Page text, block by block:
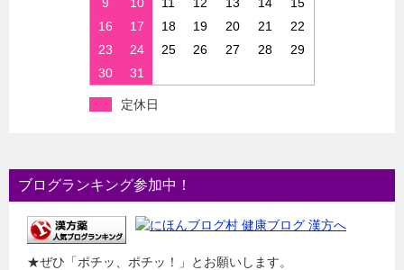
16
17 18 19 20 21
22
23
24 25 26 27 28
29
30
31
定休日
ブログランキング参加中！
★ぜひ「ポチッ、ポチッ！」とお願いします。